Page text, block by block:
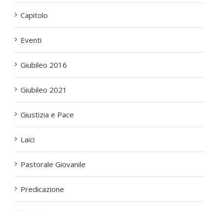
Capitolo
Eventi
Giubileo 2016
Giubileo 2021
Giustizia e Pace
Laici
Pastorale Giovanile
Predicazione